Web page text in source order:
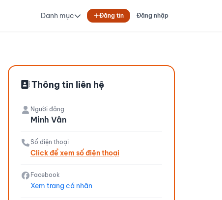
Danh mục Đăng tin Đăng nhập
Thông tin liên hệ
Người đăng
Minh Vân
Số điện thoại
Click để xem số điện thoại
Facebook
Xem trang cá nhân